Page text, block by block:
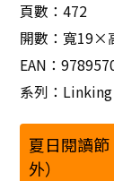
頁數：472
開數：寬19×
EAN：
系列：
夏日閱讀
外）